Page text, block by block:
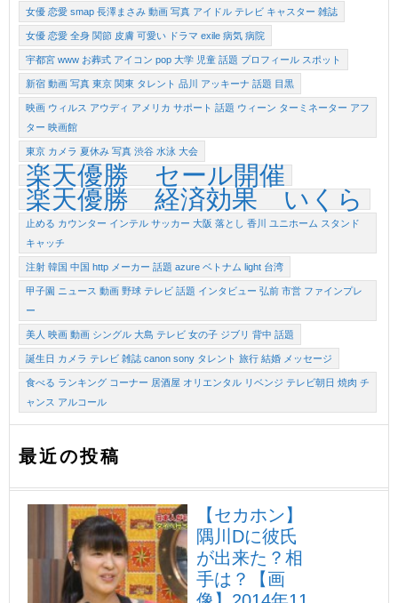
女優 恋愛 smap 長澤まさみ 動画 写真 アイドル テレビ キャスター 雑誌
女優 恋愛 全身 関節 皮膚 可愛い ドラマ exile 病気 病院
宇都宮 www お葬式 アイコン pop 大学 児童 話題 プロフィール スポット
新宿 動画 写真 東京 関東 タレント 品川 アッキーナ 話題 目黒
映画 ウィルス アウディ アメリカ サポート 話題 ウィーン ターミネーター アフ
ター 映画館
東京 カメラ 夏休み 写真 渋谷 水泳 大会
楽天優勝 セール開催
楽天優勝 経済効果 いくら
止める カウンター インテル サッカー 大阪 落とし 香川 ユニホーム スタンド
キャッチ
注射 韓国 中国 http メーカー 話題 azure ベトナム light 台湾
甲子園 ニュース 動画 野球 テレビ 話題 インタビュー 弘前 市営 ファインプレ
ー
美人 映画 動画 シングル 大島 テレビ 女の子 ジブリ 背中 話題
誕生日 カメラ テレビ 雑誌 canon sony タレント 旅行 結婚 メッセージ
食べる ランキング コーナー 居酒屋 オリエンタル リベンジ テレビ朝日 焼肉 チ
ャンス アルコール
最近の投稿
【セカホン】
隅川Dに彼氏
が出来た？相
手は？【画